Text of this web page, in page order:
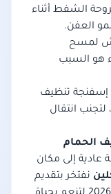
الشفط أثناء
العفن.
لمسح
هو السبب
إسفنجة تنظيف
انتقال
الحمام
إلى مكان
نفتخر بتقديم